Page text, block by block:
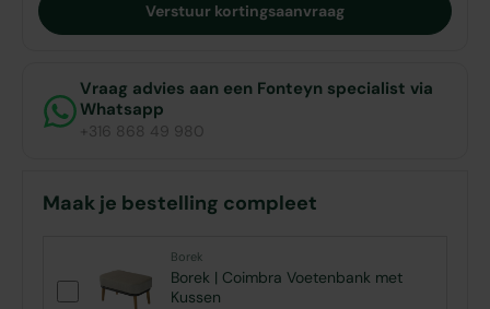
Verstuur kortingsaanvraag
Vraag advies aan een Fonteyn specialist via
Whatsapp
+316 868 49 980
Maak je bestelling compleet
Borek
Borek | Coimbra Voetenbank met
Kussen